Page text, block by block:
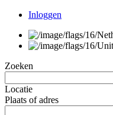
Inloggen
Zoeken
Locatie
Plaats of adres